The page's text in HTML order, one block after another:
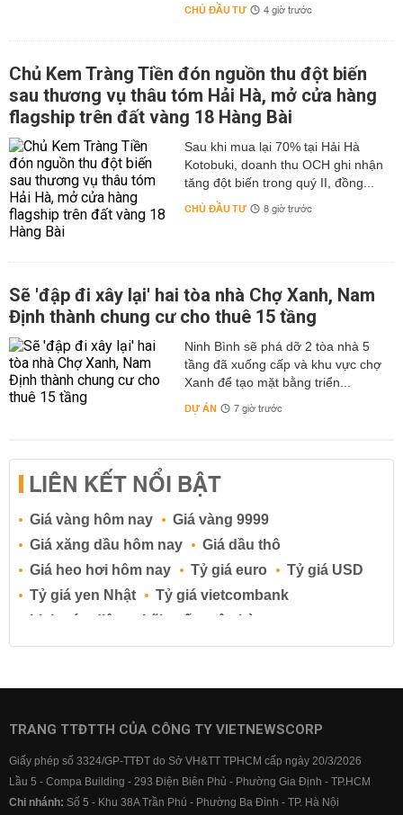
CHỦ ĐẦU TƯ 4 giờ trước
Chủ Kem Tràng Tiền đón nguồn thu đột biến
sau thương vụ thâu tóm Hải Hà, mở cửa hàng
flagship trên đất vàng 18 Hàng Bài
Sau khi mua lại 70% tại Hải Hà
Kotobuki, doanh thu OCH ghi nhận
tăng đột biến trong quý II, đồng...
CHỦ ĐẦU TƯ 8 giờ trước
Sẽ 'đập đi xây lại' hai tòa nhà Chợ Xanh, Nam
Định thành chung cư cho thuê 15 tầng
Ninh Bình sẽ phá dỡ 2 tòa nhà 5
tầng đã xuống cấp và khu vực chợ
Xanh để tạo mặt bằng triển...
DỰ ÁN 7 giờ trước
LIÊN KẾT NỔI BẬT
Giá vàng hôm nay
Giá vàng 9999
Giá xăng dầu hôm nay
Giá dầu thô
Giá heo hơi hôm nay
Tỷ giá euro
Tỷ giá USD
Tỷ giá yen Nhật
Tỷ giá vietcombank
Lịch cúp điện
Lãi suất ngân hàng
Lãi suất tiết kiệm
Lãi suất tiền gửi
Lãi suất ngân hàng BIDV
Lãi suất ngân hàng Vietcombank
TRANG TTĐTTH CỦA CÔNG TY VIETNEWSCORP
Giấy phép số 3324/GP-TTĐT do Sở VH&TT TPHCM cấp ngày 20/3/2026
Lầu 5 - Compa Building - 293 Điện Biên Phủ - Phường Gia Định - TP.HCM
Chi nhánh: Số 5 - Khu 38A Trần Phú - Phường Ba Đình - TP. Hà Nội